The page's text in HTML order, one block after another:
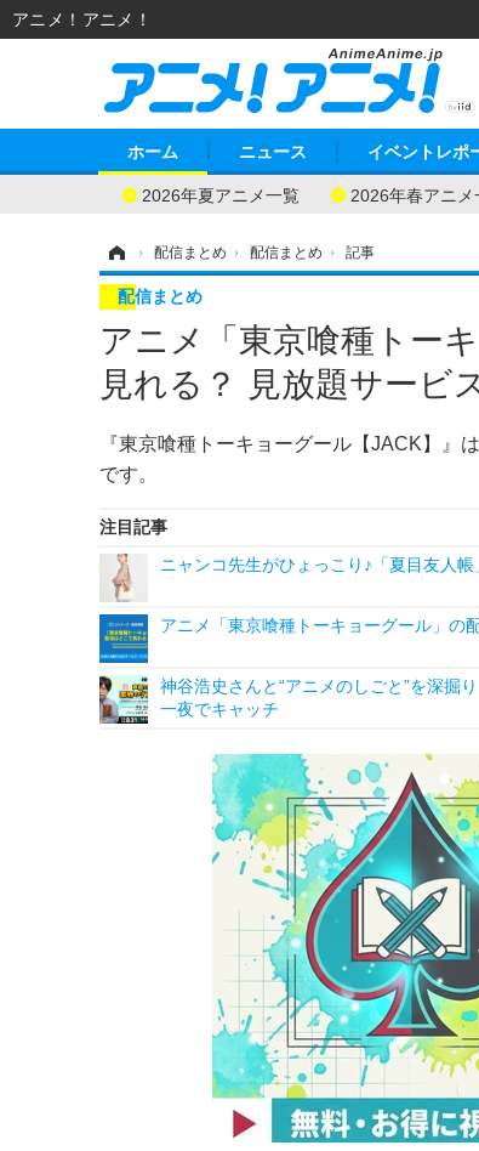
ホーム
2026年夏アニメ一覧 2026年春アニメ
ニュース イベントレポ
› 配信まとめ › 配信まとめ › 記事
アニメ「東京喰種トー
見れる？ 見放題サービ
『東京喰種トーキョーグール【JACK】』
です。
配信まとめ
注目記事
ニャンコ先生がひょっこり♪「夏目友人
アニメ「東京喰種トーキョーグール」の
神谷浩史さんと“アニメのしごと”を深
一夜でキャッチ
アニメ！アニメ！